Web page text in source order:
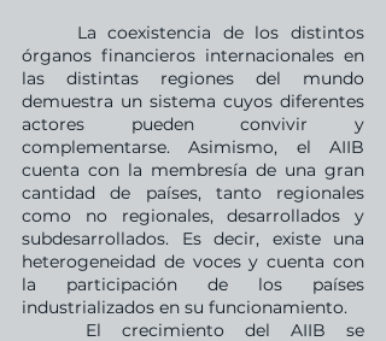
órganos financieros internacionales en
las distintas regiones del mundo
demuestra un sistema cuyos diferentes
actores pueden convivir y
complementarse. Asimismo, el AIIB
cuenta con la membresía de una gran
cantidad de países, tanto regionales
como no regionales, desarrollados y
subdesarrollados. Es decir, existe una
heterogeneidad de voces y cuenta con
la participación de los países
industrializados en su funcionamiento.